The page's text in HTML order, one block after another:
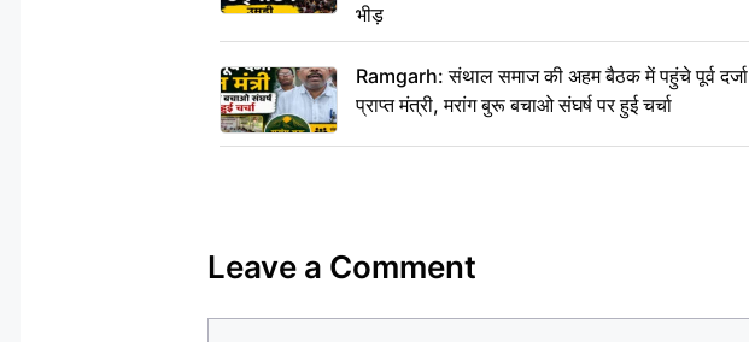
भीड़
Ramgarh: संथाल समाज की अहम बैठक में पहुंचे पूर्व दर्जा
प्राप्त मंत्री, मरांग बुरू बचाओ संघर्ष पर हुई चर्चा
Leave a Comment